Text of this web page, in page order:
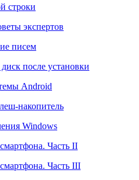
строки
экспертов
писем
после установки
Android
накопитель
Windows
Часть II
Часть III